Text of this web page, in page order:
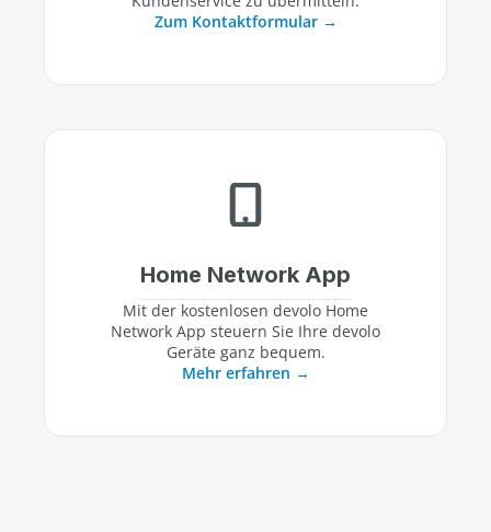
Zum Kontaktformular
Home Network App
Mit der kostenlosen devolo Home
Network App steuern Sie Ihre devolo
Geräte ganz bequem.
Mehr erfahren